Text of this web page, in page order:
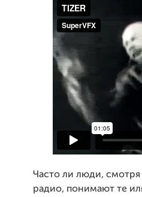
Часто ли люди, смотря
радио, понимают те